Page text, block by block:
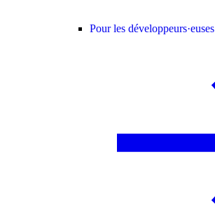
Pour les développeurs·euses